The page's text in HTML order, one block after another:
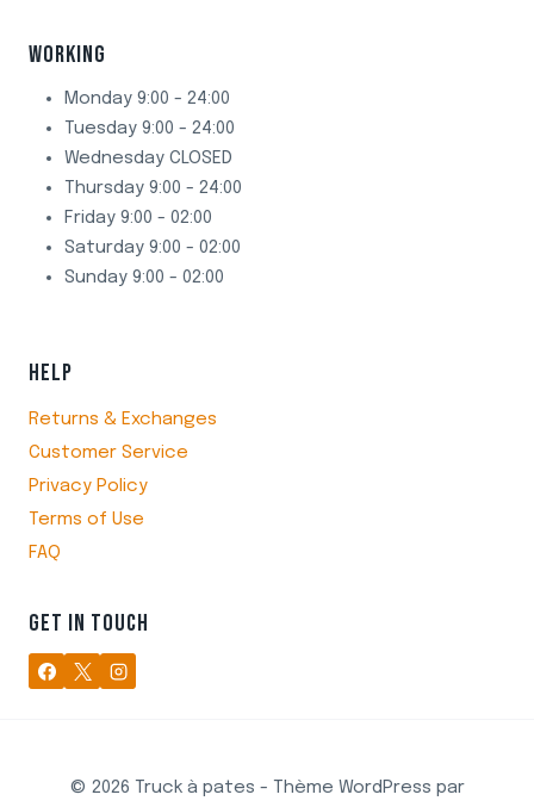
WORKING
Monday 9:00 - 24:00
Tuesday 9:00 - 24:00
Wednesday CLOSED
Thursday 9:00 - 24:00
Friday 9:00 - 02:00
Saturday 9:00 - 02:00
Sunday 9:00 - 02:00
HELP
Returns & Exchanges
Customer Service
Privacy Policy
Terms of Use
FAQ
GET IN TOUCH
© 2026 Truck à pates - Thème WordPress par